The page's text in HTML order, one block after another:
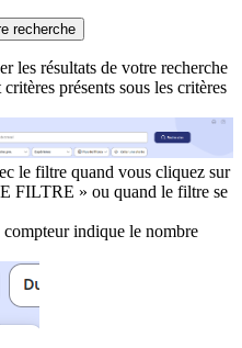
recherche
les résultats de votre recherche
présents sous les critères
le filtre quand vous cliquez sur
FILTRE » ou quand le filtre se
indique le nombre